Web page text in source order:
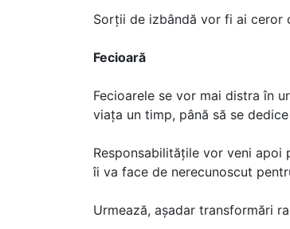
Sorții de izbândă vor fi ai ceror
Fecioară
Fecioarele se vor mai distra în
viața un timp, până să se
Responsabilitățile vor veni apoi
îi va face de nerecunoscut
Urmează, așadar transformări